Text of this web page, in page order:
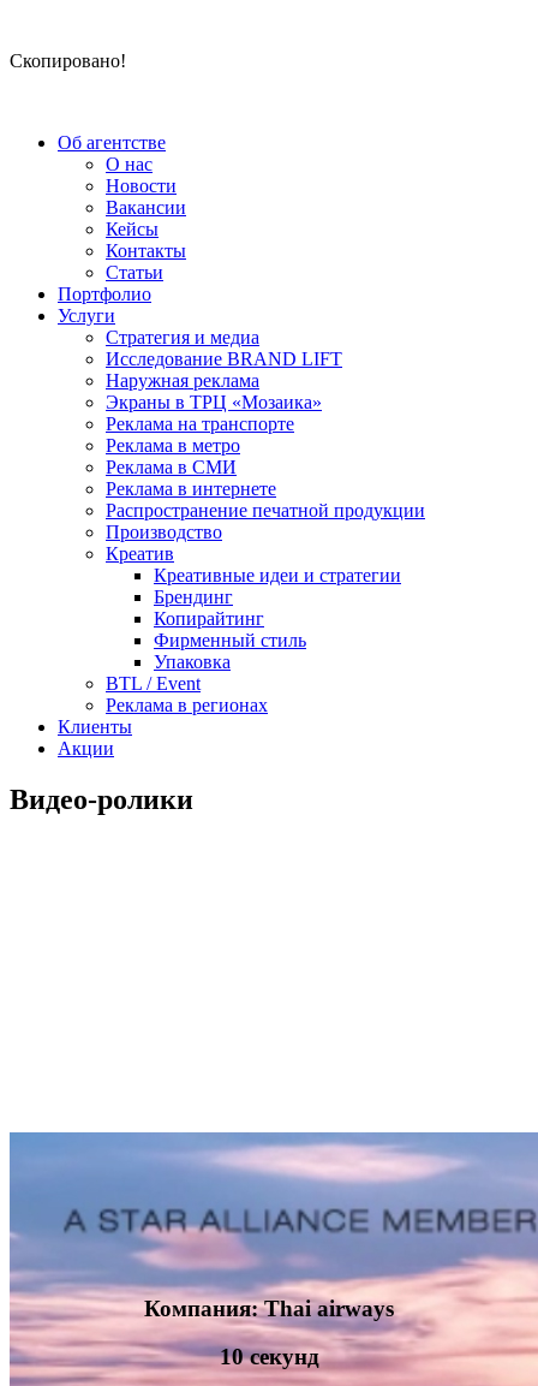
Скопировано!
Об агентстве
О нас
Новости
Вакансии
Кейсы
Контакты
Статьи
Портфолио
Услуги
Стратегия и медиа
Исследование BRAND LIFT
Наружная реклама
Экраны в ТРЦ «Мозаика»
Реклама на транспорте
Реклама в метро
Реклама в СМИ
Реклама в интернете
Распространение печатной продукции
Производство
Креатив
Креативные идеи и стратегии
Брендинг
Копирайтинг
Фирменный стиль
Упаковка
BTL / Event
Реклама в регионах
Клиенты
Акции
Видео-ролики
Компания: Thai airways
10 секунд